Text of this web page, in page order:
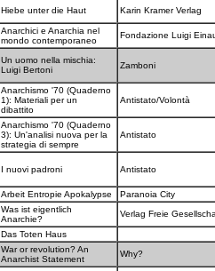
Hiebe unter die Haut Karin Kramer Verlag
Anarchici e Anarchia nel
mondo contemporaneo
Fondazione Luigi
Un uomo nella mischia:
Luigi Bertoni
Zamboni
Anarchismo '70 (Quaderno
1): Materiali per un
dibattito
Antistato/Volontà
Anarchismo '70 (Quaderno
3): Un'analisi nuova per la
strategia di sempre
Antistato
I nuovi padroni Antistato
Arbeit Entropie Apokalypse
Paranoia City
Was ist eigentlich
Anarchie?
Verlag Freie
Das Toten Haus
War or revolution? An
Anarchist Statement
Why?